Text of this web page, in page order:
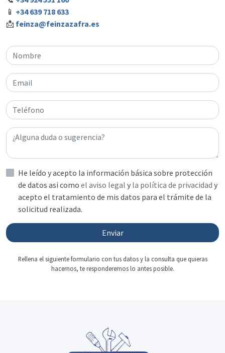
📱 +34 639 718 633
📩 feinza@feinzazafra.es
He leído y acepto la información básica sobre protección
de datos asi como el aviso legal y la política de privacidad y
acepto el tratamiento de mis datos para el trámite de la
solicitud realizada.
Enviar
Rellena el siguiente formulario con tus datos y la consulta que quieras
hacernos, te responderemos lo antes posible.